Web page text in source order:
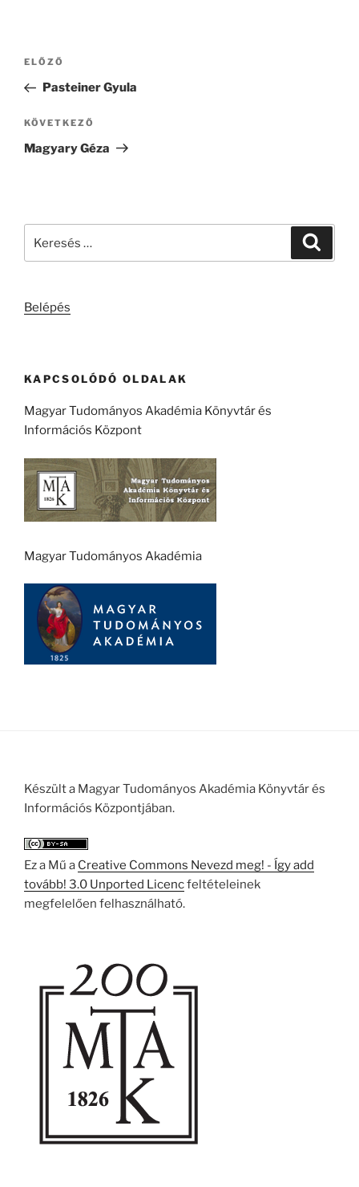
Bejegyzés
Korábbi
bejegyzés
ELŐZŐ
Pasteiner Gyula
Következő
bejegyzés
KÖVETKEZŐ
Magyary Géza
Belépés
KAPCSOLÓDÓ OLDALAK
Magyar Tudományos Akadémia Könyvtár és
Információs Központ
Magyar Tudományos Akadémia
Készült a Magyar Tudományos Akadémia Könyvtár és
Információs Központjában.
Ez a Mű a Creative Commons Nevezd meg! - Így add
tovább! 3.0 Unported Licencfeltételeinek
megfelelően felhasználható.